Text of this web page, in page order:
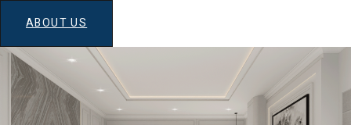
ABOUT US